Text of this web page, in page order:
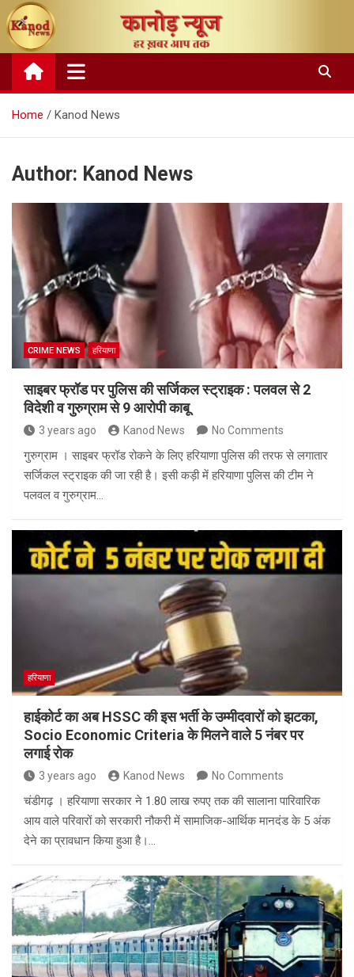
Skip
to
content
Home Kanod News
Author: Kanod News
CRIME NEWS हरियाणा
साइबर फ्रॉड पर पुलिस की सर्जिकल स्ट्राइक : पलवल से 2
विदेशी व गुरुग्राम से 9 आरोपी काबू
3 years ago Kanod News No Comments
गुरुग्राम । साइबर फ्रॉड रोकने के लिए हरियाणा पुलिस की तरफ से लगातार
सर्जिकल स्ट्राइक की जा रही है। इसी कड़ी में हरियाणा पुलिस की टीम ने
पलवल व गुरुग्राम…
हरियाणा
हाईकोर्ट का अब HSSC की इस भर्ती के उम्मीदवारों को झटका,
Socio Economic Criteria के मिलने वाले 5 नंबर पर
लगाई रोक
3 years ago Kanod News No Comments
चंडीगढ़ । हरियाणा सरकार ने 1.80 लाख रुपए तक की सालाना पारिवारिक
आय वाले परिवारों को सरकारी नौकरी में सामाजिक-आर्थिक मानदंड के 5 अंक
देने का प्रावधान किया हुआ है।…